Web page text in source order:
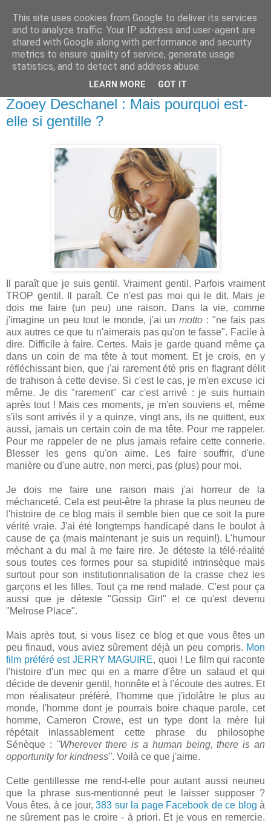
Zooey Deschanel : Mais pourquoi est-
elle si gentille ?
Il paraît que je suis gentil. Vraiment gentil. Parfois vraiment
TROP gentil. Il paraît. Ce n'est pas moi qui le dit. Mais je
dois me faire (un peu) une raison. Dans la vie, comme
j'imagine un peu tout le monde, j'ai unmotto : "ne fais pas
aux autres ce que tu n'aimerais pas qu'on te fasse". Facile à
dire. Difficile à faire. Certes. Mais je garde quand même ça
dans un coin de ma tête à tout moment. Et je crois, en y
réfléchissant bien, que j'ai rarement été pris en flagrant délit
de trahison à cette devise. Si c'est le cas, je m'en excuse ici
même. Je dis "rarement" car c'est arrivé : je suis humain
après tout ! Mais ces moments, je m'en souviens et, même
s'ils sont arrivés il y a quinze, vingt ans, ils ne quittent, eux
aussi, jamais un certain coin de ma tête. Pour me rappeler.
Pour me rappeler de ne plus jamais refaire cette connerie.
Blesser les gens qu'on aime. Les faire souffrir, d'une
manière ou d'une autre, non merci, pas (plus) pour moi.
Je dois me faire une raison mais j'ai horreur de la
méchanceté. Cela est peut-être la phrase la plus neuneu de
l'histoire de ce blog mais il semble bien que ce soit la pure
vérité vraie. J'ai été longtemps handicapé dans le boulot à
cause de ça (mais maintenant je suis un requin!). L'humour
méchant a du mal à me faire rire. Je déteste la télé-réalité
sous toutes ces formes pour sa stupidité intrinsèque mais
surtout pour son institutionnalisation de la crasse chez les
garçons et les filles. Tout ça me rend malade. C'est pour ça
aussi que je déteste "Gossip Girl" et ce qu'est devenu
"Melrose Place".
Mais après tout, si vous lisez ce blog et que vous êtes un
peu finaud, vous aviez sûrement déjà un peu compris. Mon
film préféré est JERRY MAGUIRE, quoi ! Le film qui raconte
l'histoire d'un mec qui en a marre d'être un salaud et qui
décide de devenir gentil, honnête et à l'écoute des autres. Et
mon réalisateur préféré, l'homme que j'idolâtre le plus au
monde, l'homme dont je pourrais boire chaque parole, cet
homme, Cameron Crowe, est un type dont la mère lui
répétait inlassablement cette phrase du philosophe
Sénèque : "Wherever there is a human being, there is an
opportunity for kindness". Voilà ce que j'aime.
Cette gentillesse me rend-t-elle pour autant aussi neuneu
que la phrase sus-mentionné peut le laisser supposer ?
Vous êtes, à ce jour,383 sur la page Facebook de ce blog à
ne sûrement pas le croire - à priori. Et je vous en remercie.
This site uses cookies from Google to deliver its services
and to analyze traffic. Your IP address and user-agent are
shared with Google along with performance and security
metrics to ensure quality of service, generate usage
statistics, and to detect and address abuse.
LEARN MORE GOT IT